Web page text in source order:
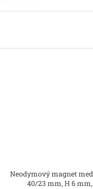
Neodymový magnet
40/23 mm, H 6